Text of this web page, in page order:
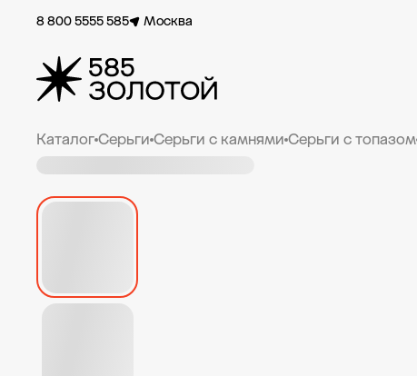
8 800 5555 585 Москва
Каталог Серьги Серьги с камнями Серьги с топазом